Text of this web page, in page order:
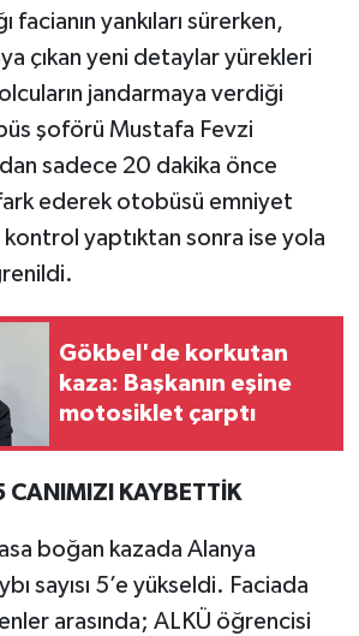
facianın yankıları sürerken,
çıkan yeni detaylar yürekleri
jandarmaya verdiği
şoförü Mustafa Fevzi
sadece 20 dakika önce
ederek otobüsü emniyet
yaptıktan sonra ise yola
Gökbel'de korkutan
kaza: Başkanın eşine
motosiklet çarptı
CANIMIZI KAYBETTİK
boğan kazada Alanya
sayısı 5’e yükseldi. Faciada
arasında; ALKÜ öğrencisi